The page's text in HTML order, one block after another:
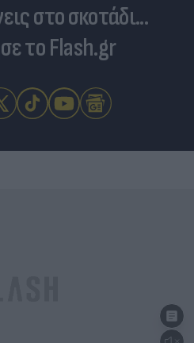
στο σκοτάδι...
το Flash.gr